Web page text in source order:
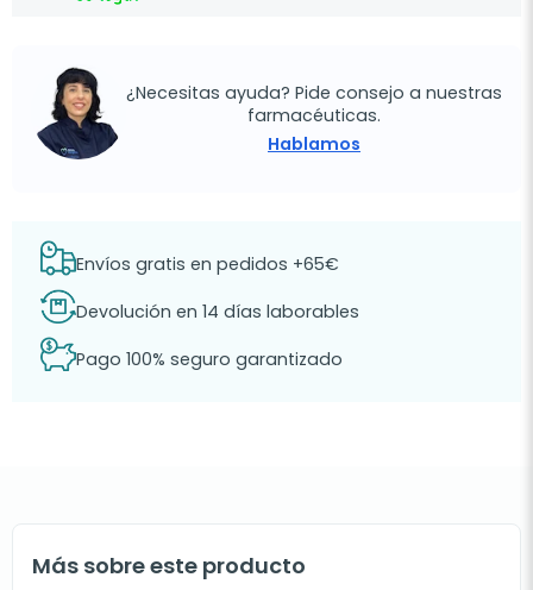
¿Necesitas ayuda? Pide consejo a nuestras
farmacéuticas.
Hablamos
Envíos gratis en pedidos +65€
Devolución en 14 días laborables
Pago 100% seguro garantizado
Más sobre este producto